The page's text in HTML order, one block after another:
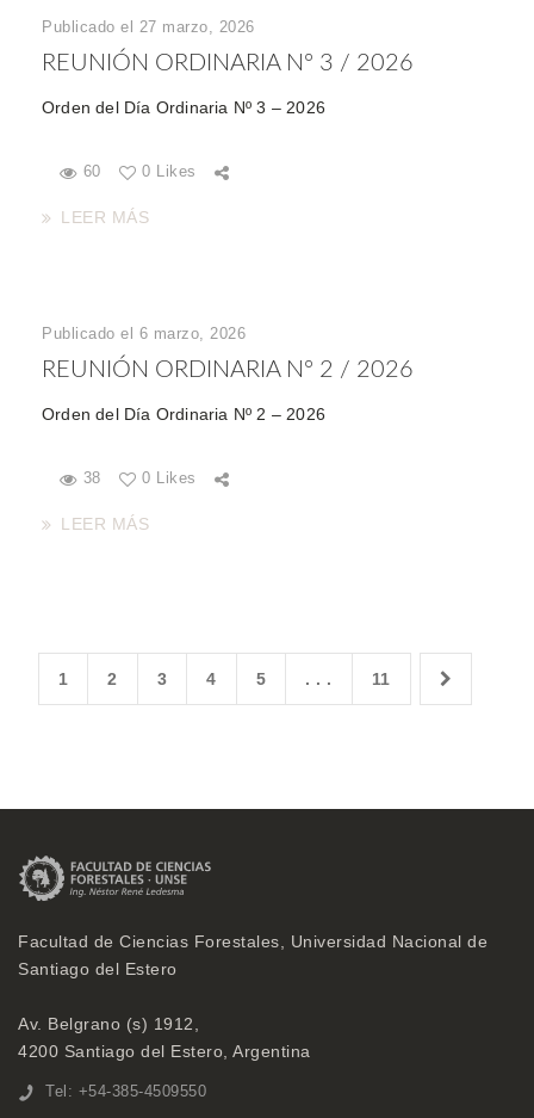
Publicado el 27 marzo, 2026
REUNIÓN ORDINARIA Nº 3 / 2026
Orden del Día Ordinaria Nº 3 – 2026
60 0 Likes
LEER MÁS
Publicado el 6 marzo, 2026
REUNIÓN ORDINARIA Nº 2 / 2026
Orden del Día Ordinaria Nº 2 – 2026
38 0 Likes
LEER MÁS
1 2 3 4 5 . . . 11
Facultad de Ciencias Forestales, Universidad Nacional de
Santiago del Estero
Av. Belgrano (s) 1912,
4200 Santiago del Estero, Argentina
Tel: +54-385-4509550